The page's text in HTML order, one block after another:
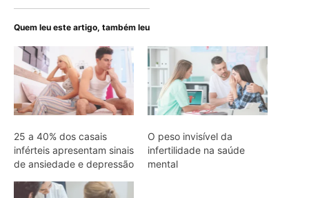
Quem leu este artigo, também leu
25 a 40% dos casais
inférteis apresentam sinais
de ansiedade e depressão
O peso invisível da
infertilidade na saúde
mental